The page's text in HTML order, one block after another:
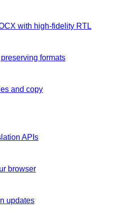
with high-fidelity RTL
formats
and copy
APIs
browser
updates